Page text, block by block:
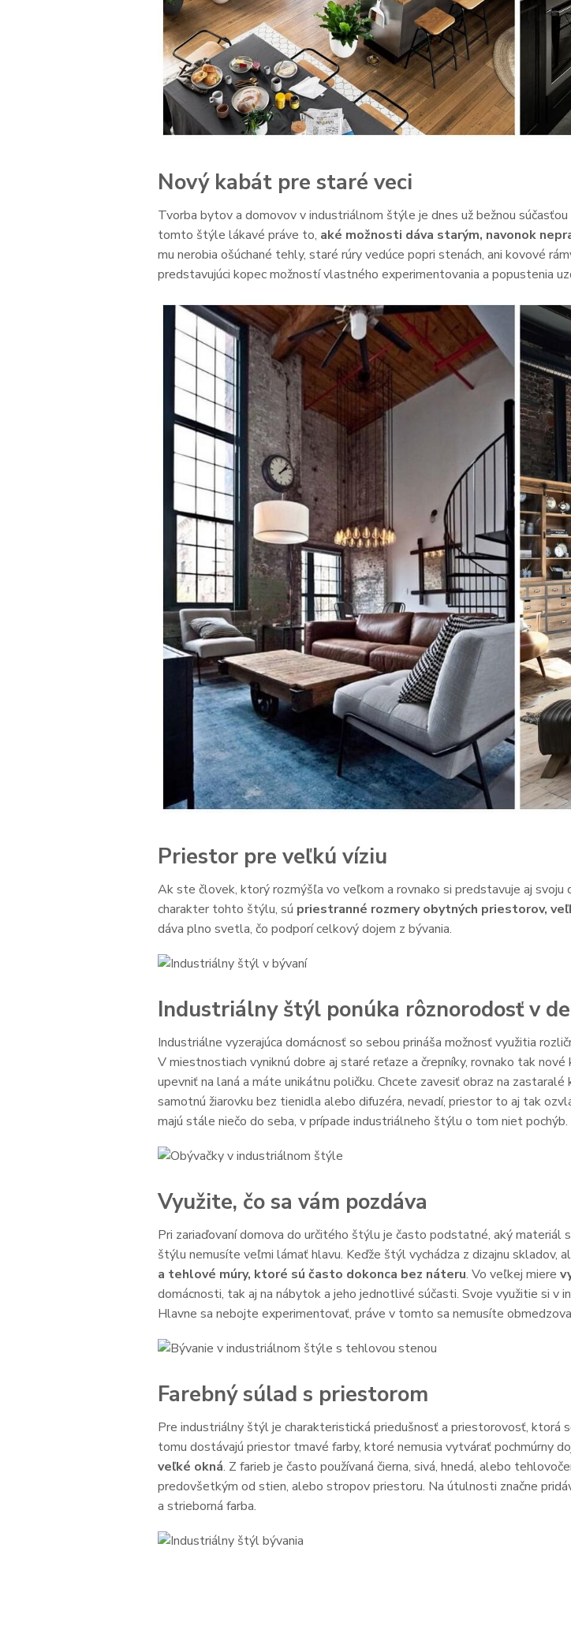
Nový kabát pre staré veci
Tvorba bytov a domovov v industriálnom štýle je dnes už bežnou
tomto štýle lákavé práve to, aké možnosti dáva starým, navonok
mu nerobia ošúchané tehly, staré rúry vedúce popri stenách, ani kovové
predstavujúci kopec možností vlastného experimentovania a popustenia
Priestor pre veľkú víziu
Ak ste človek, ktorý rozmýšľa vo veľkom a rovnako si predstavuje aj
charakter tohto štýlu, sú priestranné rozmery obytných priestorov,
dáva plno svetla, čo podporí celkový dojem z bývania.
Industriálny štýl ponúka rôznorodosť v
Industriálne vyzerajúca domácnosť so sebou prináša možnosť využitia
V miestnostiach vyniknú dobre aj staré reťaze a črepníky, rovnako tak
upevniť na laná a máte unikátnu poličku. Chcete zavesiť obraz na
samotnú žiarovku bez tienidla alebo difuzéra, nevadí, priestor to aj tak
majú stále niečo do seba, v prípade industriálneho štýlu o tom niet pochýb.
Využite, čo sa vám pozdáva
Pri zariaďovaní domova do určitého štýlu je často podstatné, aký
štýlu nemusíte veľmi lámať hlavu. Keďže štýl vychádza z dizajnu skladov,
a tehlové múry, ktoré sú často dokonca bez náteru. Vo veľkej miere
domácnosti, tak aj na nábytok a jeho jednotlivé súčasti. Svoje využitie si v
Hlavne sa nebojte experimentovať, práve v tomto sa nemusíte
Farebný súlad s priestorom
Pre industriálny štýl je charakteristická priedušnosť a priestorovosť, ktorá
tomu dostávajú priestor tmavé farby, ktoré nemusia vytvárať pochmúrny
veľké okná. Z farieb je často používaná čierna, sivá, hnedá, alebo
predovšetkým od stien, alebo stropov priestoru. Na útulnosti značne
a strieborná farba.